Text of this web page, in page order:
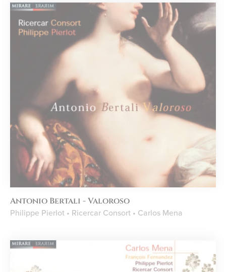
Antonio Bertali - Valoroso
Philippe Pierlot • Ricercar Consort • Carlos Mena